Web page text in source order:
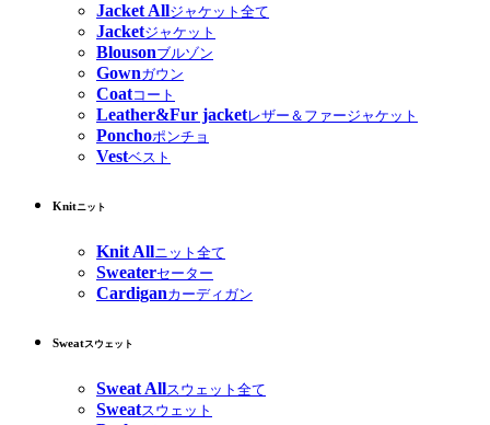
Jacket Allジャケット全て
Jacketジャケット
Blousonブルゾン
Gownガウン
Coatコート
Leather&Fur jacketレザー＆ファージャケット
Ponchoポンチョ
Vestベスト
Knitニット
Knit Allニット全て
Sweaterセーター
Cardiganカーディガン
Sweatスウェット
Sweat Allスウェット全て
Sweatスウェット